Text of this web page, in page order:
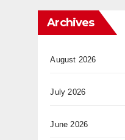
Archives
August 2026
July 2026
June 2026